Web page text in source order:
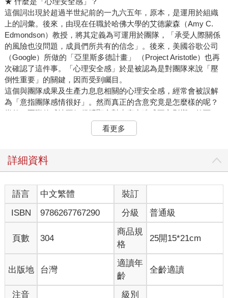
這個詞出現於超過半世紀前的一九六五年，原本，是運用於組織
上的詞彙。後來，由現在任職於哈佛大學的艾德蒙森（Amy C.
Edmondson）教授，將其定義為可運用於團隊，「承受人際關係
的風險也沒問題，成員們所共有的信念」。後來，美國谷歌公司
（Google）所做的「亞里斯多德計畫」 （Project Aristotle）也再
次確認了這件事。「心理安全感」於是被認為是對團隊來說「壓
倒性重要」的關鍵，因而受到矚目。
這個與團隊成果及生產力息息相關的心理安全感，經常會被誤解
為「意指團隊感情很好」。然而真正的含意究竟是怎麼樣的呢？
當然，團隊的感情不好很明顯會對生產力造成不良影響。然而，
心理安全感並不是單純地指團隊成員的感情好。事實上，在感情
太好的情況下，人往往優先選擇維持現有人際關係，所以有時候
心理安全感高的團隊，成員間的關係既不會「糟過頭」，也不至
★ 營造「心理安全感」的四要素
像這樣的「心理安全感」，是由哪些構成要素所營造出來的呢？
我以資深顧問身分任職的ZENTech公司，致力於研究如何結合組
織文化、工作方式、職場環境，打造「日本版的心理安全感」。
公司不但開發了獨有的調查系統SAFETY ZONE®，還測試了超過
六千個日本組織團隊。歷經重複檢測之後，我們找出了提升心理
安全感的重要因子（要素）。
也就是「敢言（好說話）、互助、挑戰、鼓勵創新」這四個要
素。若組織或團隊具有心理安全感，就表示這「四要素」是高
看更多
詳細資料
語言 中文繁體
裝訂
ISBN
9786267767290 分級 普通級
頁數 304
商品規
格
25開15*21cm
出版地 台灣
適讀年
齡
全齡適讀
注音 級別